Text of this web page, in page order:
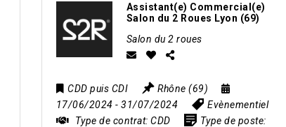
Assistant(e) Commercial(e)
Salon du 2 Roues Lyon (69)
Salon du 2 roues
CDD puis CDI
Rhône (69)
17/06/2024- 31/07/2024
Evènementiel
Type de contrat:CDD
Type de poste: